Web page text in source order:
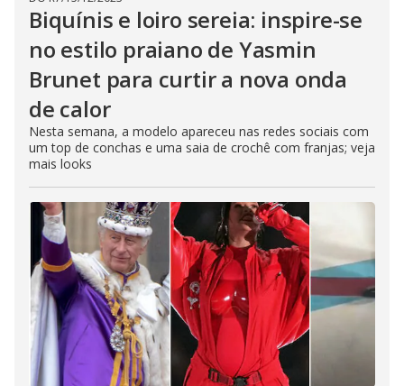
Biquínis e loiro sereia: inspire-se
no estilo praiano de Yasmin
Brunet para curtir a nova onda
de calor
Nesta semana, a modelo apareceu nas redes sociais com
um top de conchas e uma saia de crochê com franjas; veja
mais looks